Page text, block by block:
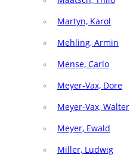
Martyn, Karol
Mehling, Armin
Mense, Carlo
Meyer-Vax, Dore
Meyer-Vax, Walter
Meyer, Ewald
Miller, Ludwig